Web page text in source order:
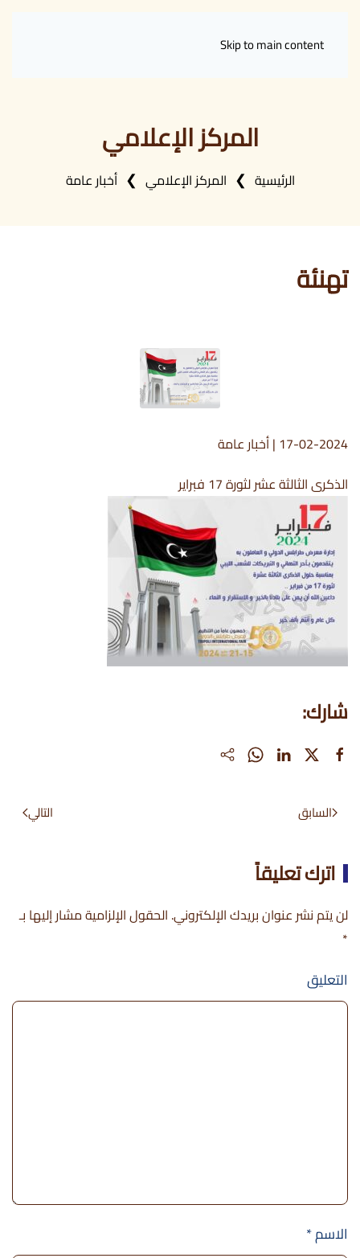
Skip to main content
المركز الإعلامي
الرئيسية المركز الإعلامي أخبار عامة
تهنئة
17-02-2024
|أخبار عامة
الذكرى الثالثة عشر لثورة 17 فبراير
شارك:
السابق التالي
اترك تعليقاً
لن يتم نشر عنوان بريدك الإلكتروني. الحقول الإلزامية مشار إليها بـ
*
التعليق
الاسم*